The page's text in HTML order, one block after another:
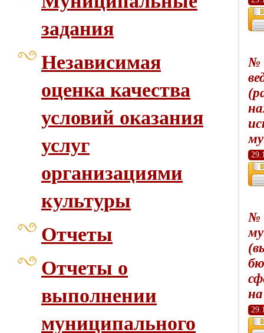
задания
Независимая
оценка качества
условий оказания
услуг
организациями
культуры
Отчеты
Отчеты о
выполнении
муниципального
№
№